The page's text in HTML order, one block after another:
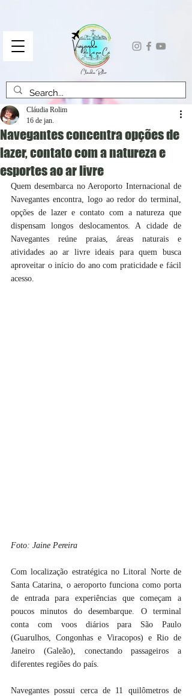
Navegantes concentra opções de
lazer, contato com a natureza e
esportes ao ar livre
Cláudia Rolim
16 de jan.
Quem desembarca no Aeroporto Internacional de
Navegantes encontra, logo ao redor do terminal,
opções de lazer e contato com a natureza que
dispensam longos deslocamentos. A cidade de
Navegantes reúne praias, áreas naturais e
atividades ao ar livre ideais para quem busca
aproveitar o início do ano com praticidade e fácil
acesso.
Foto: Jaine Pereira
Com localização estratégica no Litoral Norte de
Santa Catarina, o aeroporto funciona como porta
de entrada para experiências que começam a
poucos minutos do desembarque. O terminal
conta com voos diários para São Paulo
(Guarulhos, Congonhas e Viracopos) e Rio de
Janeiro (Galeão), conectando passageiros a
diferentes regiões do país.
Navegantes possui cerca de 11 quilômetros de